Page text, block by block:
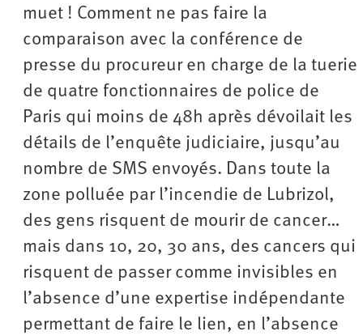
muet ! Comment ne pas faire la
comparaison avec la conférence de
presse du procureur en charge de la tuerie
de quatre fonctionnaires de police de
Paris qui moins de 48h après dévoilait les
détails de l’enquête judiciaire, jusqu’au
nombre de SMS envoyés. Dans toute la
zone polluée par l’incendie de Lubrizol,
des gens risquent de mourir de cancer…
mais dans 10, 20, 30 ans, des cancers qui
risquent de passer comme invisibles en
l’absence d’une expertise indépendante
permettant de faire le lien, en l’absence